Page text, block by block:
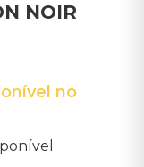
NOIR
no